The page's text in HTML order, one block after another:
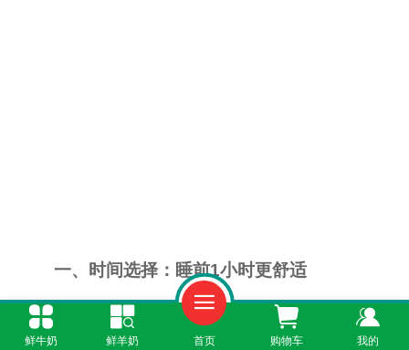
一、时间选择：睡前1小时更舒适
晚上喝酸奶的时间会影响消化体验。若刚吃
鲜牛奶 鲜羊奶 首页 购物车 我的